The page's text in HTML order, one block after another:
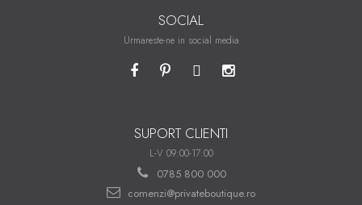
SOCIAL
Urmareste-ne in social media
SUPORT CLIENTI
L-V 09:00-17:00
0785 800 000
comenzi@privateboutique.ro